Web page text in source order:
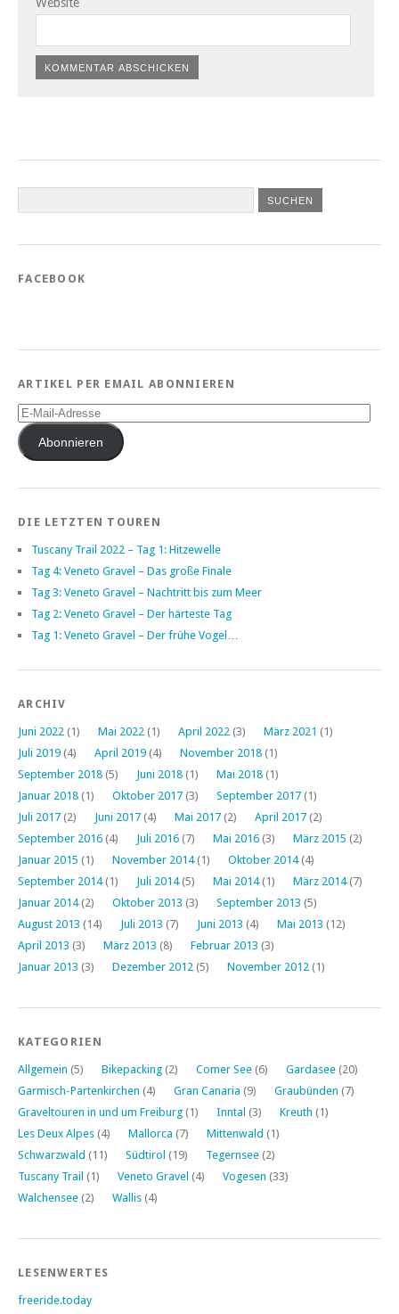
FACEBOOK
ARTIKEL PER EMAIL ABONNIEREN
E-
Mail-
AdresseAbonnieren
DIE LETZTEN TOUREN
Tuscany Trail 2022 – Tag 1: Hitzewelle
Tag 4: Veneto Gravel – Das große Finale
Tag 3: Veneto Gravel – Nachtritt bis zum Meer
Tag 2: Veneto Gravel – Der härteste Tag
Tag 1: Veneto Gravel – Der frühe Vogel…
ARCHIV
Juni 2022 (1) Mai 2022 (1) April 2022 (3) März 2021 (1)
Juli 2019 (4) April 2019 (4) November 2018 (1)
September 2018 (5) Juni 2018 (1) Mai 2018 (1)
Januar 2018 (1) Oktober 2017 (3) September 2017 (1)
Juli 2017 (2) Juni 2017 (4) Mai 2017 (2) April 2017 (2)
September 2016 (4) Juli 2016 (7) Mai 2016 (3) März 2015 (2)
Januar 2015 (1) November 2014(1) Oktober 2014(4)
September 2014(1) Juli 2014(5) Mai 2014(1) März 2014(7)
Januar 2014(2) Oktober 2013 (3) September 2013 (5)
August 2013 (14) Juli 2013 (7) Juni 2013 (4) Mai 2013 (12)
April 2013 (3) März 2013 (8) Februar 2013 (3)
Januar 2013 (3) Dezember 2012 (5) November 2012 (1)
KATEGORIEN
Allgemein (5) Bikepacking (2) Comer See (6) Gardasee (20)
Garmisch-Partenkirchen (4) Gran Canaria (9) Graubünden (7)
Graveltouren in und um Freiburg (1) Inntal (3) Kreuth (1)
Les Deux Alpes (4) Mallorca (7) Mittenwald (1)
Schwarzwald (11) Südtirol (19) Tegernsee (2)
Tuscany Trail (1) Veneto Gravel (4) Vogesen (33)
Walchensee (2) Wallis (4)
LESENWERTES
freeride.today